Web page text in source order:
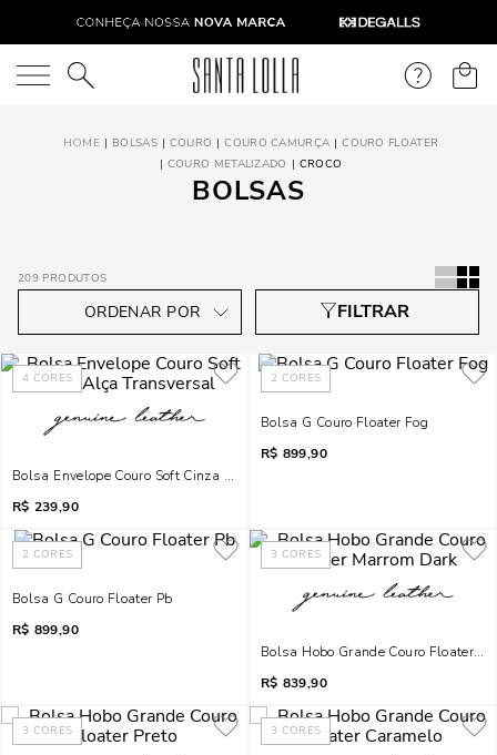
O que você está procurando?
BOLSAS COURO COURO CAMURÇA
COURO FLOATER
COURO METALIZADO
CROCO
BOLSAS
209 PRODUTOS
4 CORES
Bolsa Envelope Couro Soft Cinza Alça Transversal
R$ 239,90
2 CORES
Bolsa G Couro Floater Fog
R$ 899,90
2 CORES
Bolsa G Couro Floater Pb
R$ 899,90
3 CORES
Bolsa Hobo Grande Couro Floater
R$ 839,90
3 CORES 3 CORES